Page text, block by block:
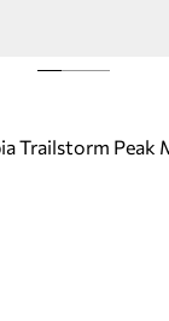
Trailstorm Peak